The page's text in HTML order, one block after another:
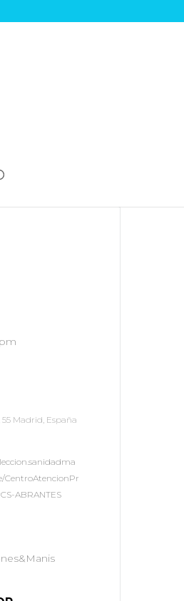
Madrid, España
CentroAtencionPr
ABRANTES